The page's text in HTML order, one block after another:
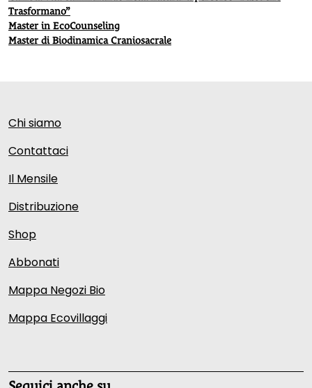
Trasformano”
Master in EcoCounseling
Master di Biodinamica Craniosacrale
Chi siamo
Contattaci
Il Mensile
Distribuzione
Shop
Abbonati
Mappa Negozi Bio
Mappa Ecovillaggi